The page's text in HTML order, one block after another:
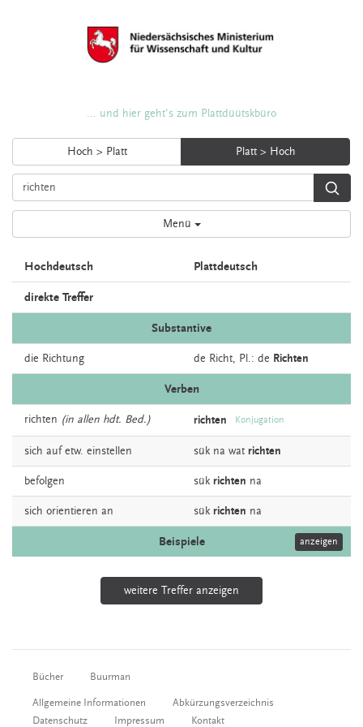
... und hier geht's zum Plattdüütskbüro
Hoch > Platt Platt > Hoch
Menü
Hochdeutsch Plattdeutsch
direkte Treffer
Substantive
die Richtung de Richt, Pl.: de Richten
Verben
richten (in allen hdt. Bed.) richten Konjugation
sich auf etw. einstellen sük na wat richten
befolgen sük richten na
sich orientieren an sük richten na
Beispiele anzeigen
weitere Treffer anzeigen
Bücher Buurman
Allgemeine Informationen
Abkürzungsverzeichnis
Datenschutz
Impressum Kontakt